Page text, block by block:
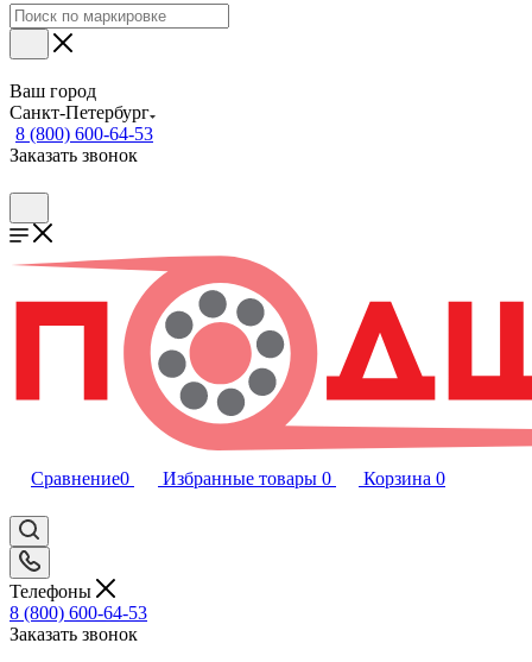
Ваш город
Санкт-Петербург
8 (800) 600-64-53
Заказать звонок
Сравнение0 Избранные товары 0 Корзина 0
Телефоны
8 (800) 600-64-53
Заказать звонок